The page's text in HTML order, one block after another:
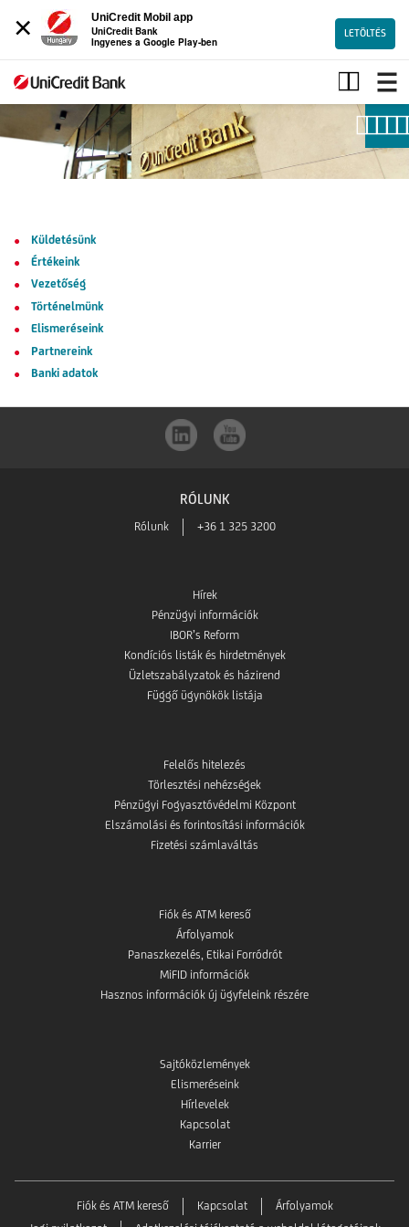
×
UniCredit Mobil app
UniCredit Bank
Ingyenes a Google Play-ben
LETÖLTÉS
Bankunkról
Küldetésünk
Értékeink
Vezetőség
Történelmünk
Elismeréseink
Partnereink
Banki adatok
RÓLUNK
Rólunk +36 1 325 3200
Hírek
Pénzügyi információk
IBOR’s Reform
Kondíciós listák és hirdetmények
Üzletszabályzatok és házirend
Függő ügynökök listája
Felelős hitelezés
Törlesztési nehézségek
Pénzügyi Fogyasztóvédelmi Központ
Elszámolási és forintosítási információk
Fizetési számlaváltás
Fiók és ATM kereső
Árfolyamok
Panaszkezelés, Etikai Forródrót
MiFID információk
Hasznos információk új ügyfeleink részére
Sajtóközlemények
Elismeréseink
Hírlevelek
Kapcsolat
Karrier
Fiók és ATM kereső Kapcsolat
Árfolyamok